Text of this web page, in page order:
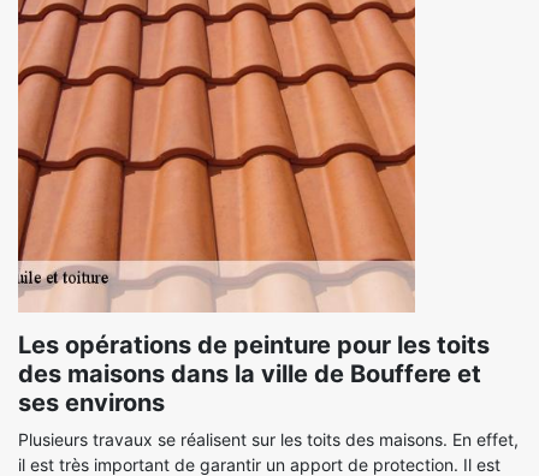
Les opérations de peinture pour les toits
des maisons dans la ville de Bouffere et
ses environs
Plusieurs travaux se réalisent sur les toits des maisons. En effet,
il est très important de garantir un apport de protection. Il est